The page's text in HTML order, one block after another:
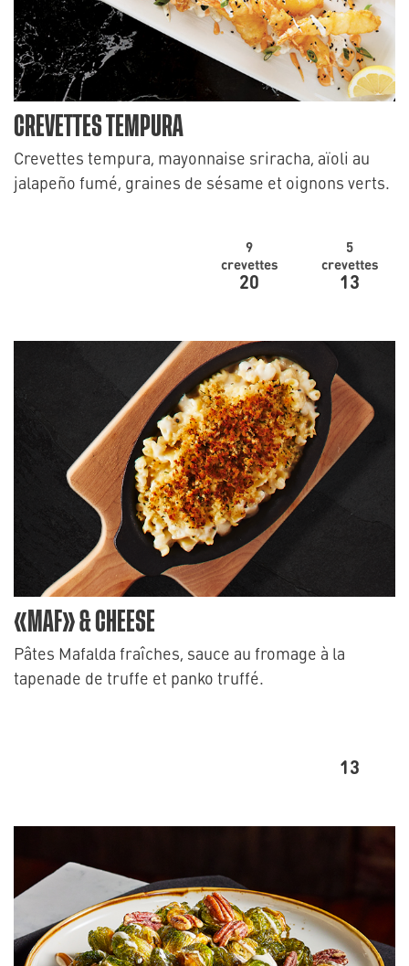
CREVETTES TEMPURA
Crevettes tempura, mayonnaise sriracha, aïoli au
jalapeño fumé, graines de sésame et oignons verts.
9
crevettes
20
5
crevettes
13
«MAF» & CHEESE
Pâtes Mafalda fraîches, sauce au fromage à la
tapenade de truffe et panko truffé.
13